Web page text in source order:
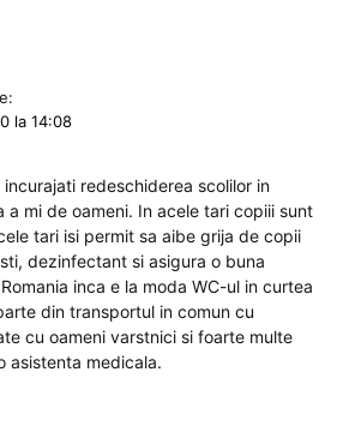
la 14:08
redeschiderea scolilor in
a mi de oameni. In acele tari copiii sunt
tari isi permit sa aibe grija de copii
dezinfectant si asigura o buna
inca e la moda WC-ul in curtea
din transportul in comun cu
cu oameni varstnici si foarte multe
asistenta medicala.